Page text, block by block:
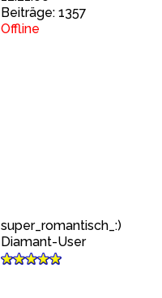
Beiträge: 1357
Offline
super_romantisch_:)
Diamant-User